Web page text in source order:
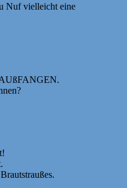
Nuf vielleicht eine